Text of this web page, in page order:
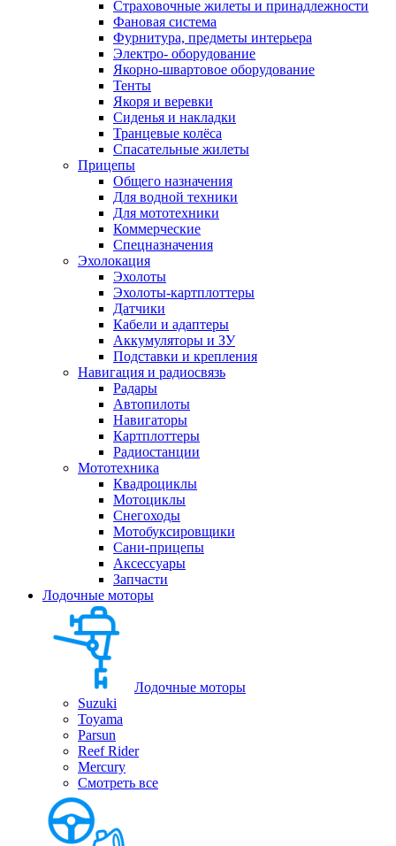
Страховочные жилеты и принадлежности
Фановая система
Фурнитура, предметы интерьера
Электро- оборудование
Якорно-швартовое оборудование
Тенты
Якоря и веревки
Сиденья и накладки
Транцевые колёса
Спасательные жилеты
Прицепы
Общего назначения
Для водной техники
Для мототехники
Коммерческие
Спецназначения
Эхолокация
Эхолоты
Эхолоты-картплоттеры
Датчики
Кабели и адаптеры
Аккумуляторы и ЗУ
Подставки и крепления
Навигация и радиосвязь
Радары
Автопилоты
Навигаторы
Картплоттеры
Радиостанции
Мототехника
Квадроциклы
Мотоциклы
Снегоходы
Мотобуксировщики
Сани-прицепы
Аксессуары
Запчасти
Лодочные моторы
Лодочные моторы
Suzuki
Toyama
Parsun
Reef Rider
Mercury
Смотреть все